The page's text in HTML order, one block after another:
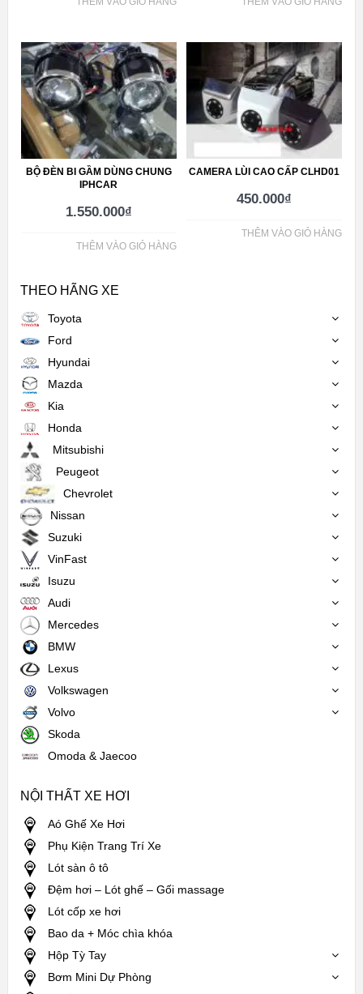
BỘ ĐÈN BI GẦM DÙNG CHUNG
IPHCAR
1.550.000₫
THÊM VÀO GIỎ HÀNG
CAMERA LÙI CAO CẤP CLHD01
450.000₫
THÊM VÀO GIỎ HÀNG
THEO HÃNG XE
Toyota
Ford
Hyundai
Mazda
Kia
Honda
Mitsubishi
Peugeot
Chevrolet
Nissan
Suzuki
VinFast
Isuzu
Audi
Mercedes
BMW
Lexus
Volkswagen
Volvo
Skoda
Omoda & Jaecoo
NỘI THẤT XE HƠI
Aó Ghế Xe Hơi
Phụ Kiện Trang Trí Xe
Lót sàn ô tô
Đệm hơi – Lót ghế – Gối massage
Lót cốp xe hơi
Bao da + Móc chìa khóa
Hộp Tỳ Tay
Bơm Mini Dự Phòng